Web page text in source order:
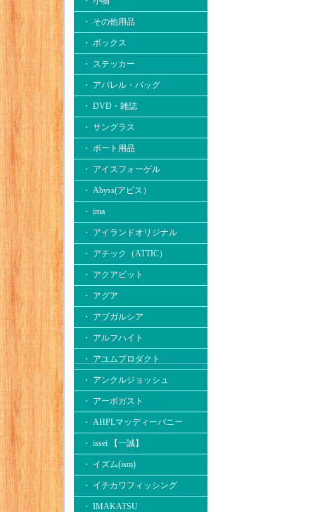
・ その他用品
・ ボックス
・ ステッカー
・ アパレル・バッグ
・ DVD・雑誌
・ サングラス
・ ボート用品
・ アイスフォーゲル
・ Abyss(アビス）
・ ima
・ アイランドオリジナル
・ アチック（ATTIC）
・ アクアビット
・ アグア
・ アブガルシア
・ アルフハイト
・ アユムプロダクト
・ アンクルジョッシュ
・ アーボガスト
・ AHPLマッディーバニー
・ issei 【一誠】
・ イズム(ism)
・ イチカワフィッシング
・ IMAKATSU